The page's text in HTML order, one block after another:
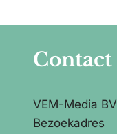
Contact
VEM-Media BV
Bezoekadres